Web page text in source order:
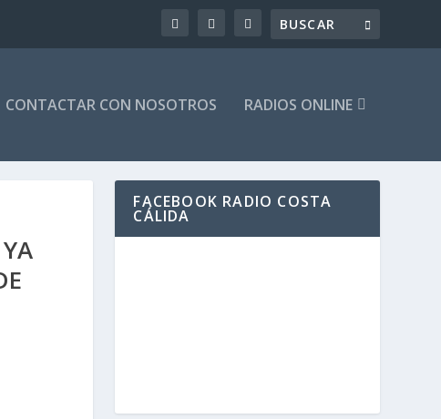
CONTACTAR CON NOSOTROS RADIOS ONLINE
FACEBOOK RADIO COSTA
CÁLIDA